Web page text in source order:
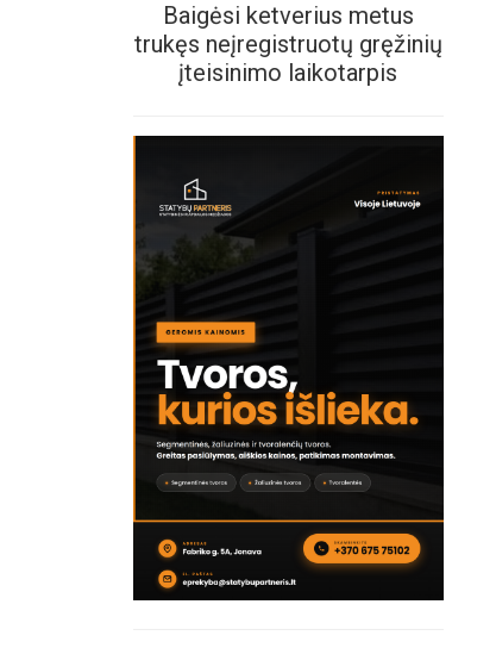
Baigėsi ketverius metus
trukęs neįregistruotų gręžinių
įteisinimo laikotarpis